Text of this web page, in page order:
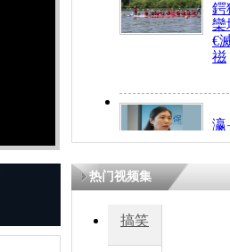
鍔
欒
€
禌
瀛
€
熷
热门视频集
搞笑